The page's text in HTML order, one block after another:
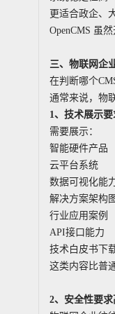
更适合政企、
OpenCMS 虽
三、物联网企
在判断哪个
通常来说，物
1、技术展示要
需要展示：
智能硬件产品
云平台系统
数据可视化能
解决方案架构
行业应用案例
API接口能力
技术白皮书下
这类内容比普
2、安全性要求